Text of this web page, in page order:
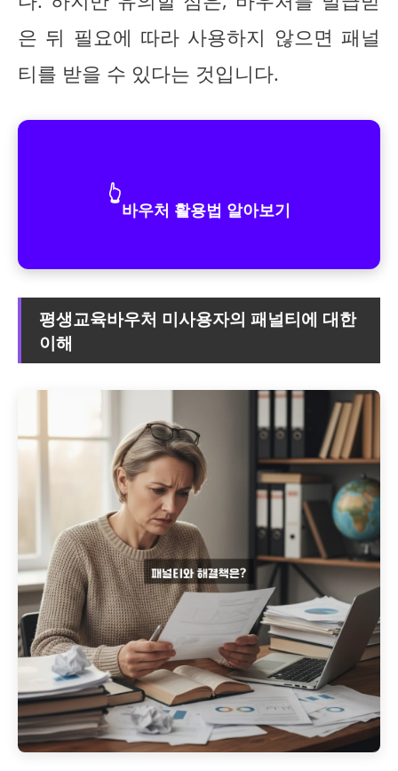
은 뒤 필요에 따라 사용하지 않으면 패널
티를 받을 수 있다는 것입니다.
👆
바우처 활용법 알아보기
평생교육바우처 미사용자의 패널티에 대한
이해